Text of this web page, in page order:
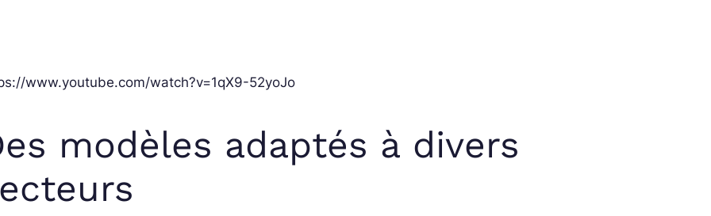
www.youtube.com/watch?v=1qX9-52yoJo
modèles adaptés à divers